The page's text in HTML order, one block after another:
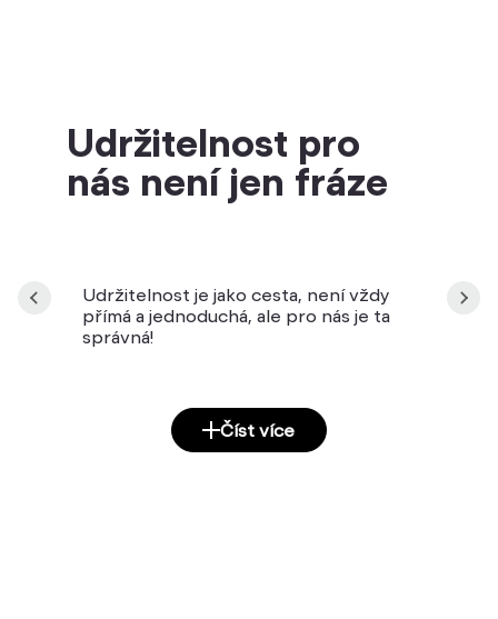
Udržitelnost pro
nás není jen fráze
Udržitelnost je jako cesta, není vždy
přímá a jednoduchá, ale pro nás je ta
správná!
Číst více